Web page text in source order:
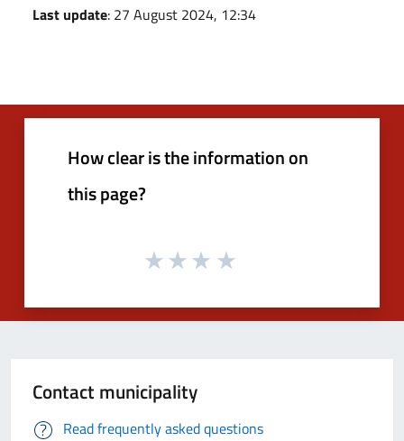
Last update: 27 August 2024, 12:34
How clear is the information on
this page?
Contact municipality
Read frequently asked questions